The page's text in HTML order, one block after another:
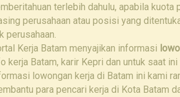
terlebih dahulu, apabila
perusahaan atau posisi yang
perusahaan.
Kerja Batam menyajikan informasi
kerja Batam, karir Kepri dan untuk saat
lowongan kerja di Batam ini kami
para pencari kerja di Kota Batam